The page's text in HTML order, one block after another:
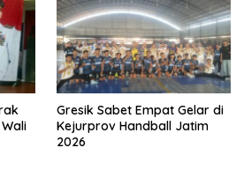
Gresik Sabet Empat Gelar di
Kejurprov Handball Jatim
2026